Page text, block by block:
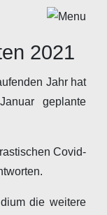
2021
Jahr hat
geplante
Covid-
die weitere